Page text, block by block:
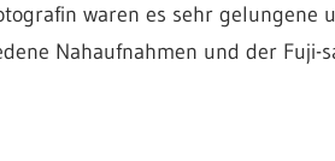
waren es sehr gelungene
Nahaufnahmen und der Fuji-